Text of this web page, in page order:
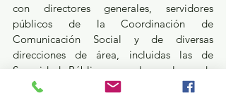
con directores generales, servidores
públicos de la Coordinación de
Comunicación Social y de diversas
direcciones de área, incluidas las de
Seguridad Pública, con lo cual se da
cumplimiento a dicho rubro.